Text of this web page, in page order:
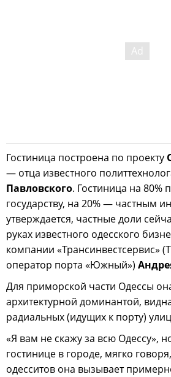
Гостиница построена по проекту
— отца известного
Павловского. Гостиница на 80%
государству, на 20% — частным
утверждается, частные доли
руках известного одесского
компании «Трансинвестсервис»
оператор порта «Южный»)
Для приморской части Одессы
архитектурной доминантой,
радиальных (идущих к порту)
«Я вам не скажу за всю Одессу»,
гостинице в городе, мягко
одесситов она вызывает